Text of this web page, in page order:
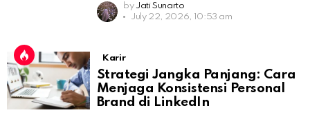
by Jati Sunarto
July 22, 2026, 10:53 am
Karir
Strategi Jangka Panjang: Cara
Menjaga Konsistensi Personal
Brand di LinkedIn